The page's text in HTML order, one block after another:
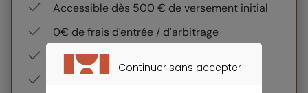
Accessible dès 500 € de versement initial
0€ de frais d'entrée / d'arbitrage
La gestion pilotée Pilot
Continuer sans accepter